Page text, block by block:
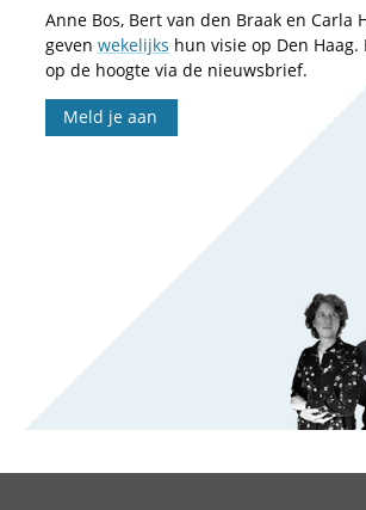
Anne Bos, Bert van den Braak en Carla
geven wekelijks hun visie op Den Haag.
op de hoogte via de nieuwsbrief.
Meld je aan